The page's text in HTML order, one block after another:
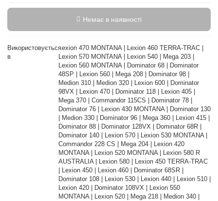
Немає в наявності
Використовується
в
Lexion 470 MONTANA | Lexion 460 TERRA-TRAC |
Lexion 570 MONTANA | Lexion 540 | Mega 203 |
Lexion 560 MONTANA | Dominator 68 | Dominator
48SP | Lexion 560 | Mega 208 | Dominator 98 |
Medion 310 | Medion 320 | Lexion 600 | Dominator
98VX | Lexion 470 | Dominator 118 | Lexion 405 |
Mega 370 | Commandor 115CS | Dominator 78 |
Dominator 76 | Lexion 430 MONTANA | Dominator 130
| Medion 330 | Dominator 96 | Mega 360 | Lexion 415 |
Dominator 88 | Dominator 128VX | Dominator 68R |
Dominator 140 | Lexion 570 | Lexion 530 MONTANA |
Commandor 228 CS | Mega 204 | Lexion 420
MONTANA | Lexion 520 MONTANA | Lexion 580 R
AUSTRALIA | Lexion 580 | Lexion 450 TERRA-TRAC
| Lexion 450 | Lexion 460 | Dominator 68SR |
Dominator 108 | Lexion 530 | Lexion 440 | Lexion 510 |
Lexion 420 | Dominator 108VX | Lexion 550
MONTANA | Lexion 520 | Mega 218 | Medion 340 |